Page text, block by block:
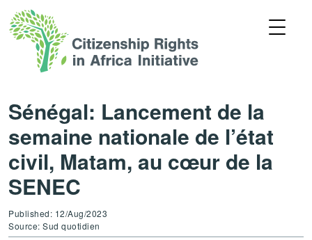
Sénégal: Lancement de la
semaine nationale de l’état
civil, Matam, au cœur de la
SENEC
Published: 12/Aug/2023
Source: Sud quotidien